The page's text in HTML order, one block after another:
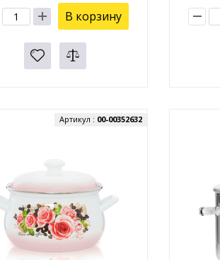
В корзину
Артикул : 00-00352632